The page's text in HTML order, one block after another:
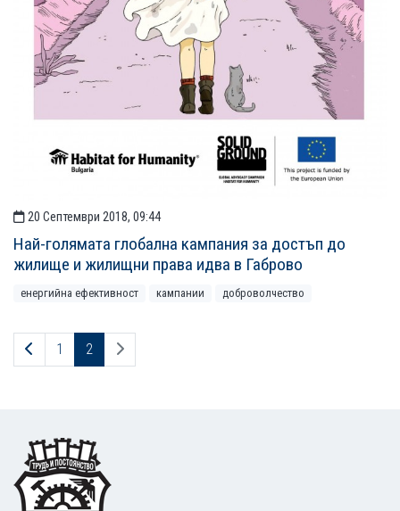
20 Септември 2018, 09:44
Най-голямата глобална кампания за достъп до
жилище и жилищни права идва в Габрово
енергийна ефективност кампании доброволчество
Предходна страница
1 2 Следваща страница
Footer